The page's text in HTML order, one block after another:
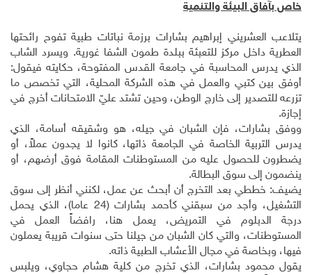
خاص بآفاق البيئة والتنمية
يتلاعب العشريني إبراهيم بشارات برزمة نباتات طبية تفوح رائحتها
العطرية داخل مركز للتعبئة ببلدة طمون الشفا غورية. ويسرد الشاب
الذي يدرس المحاسبة في جامعة القدس المفتوحة، حكايته فيقول:
أوفق بين كتبي والعمل في هذه الشركة المحلية، التي تخصص ما
تزرعه للتصدير إلى خارج الوطن، وحين تشتد عليّ الامتحانات أخرج في
إجازة.
ووفق بشارات، فإن الشبان في جيله، هو وشقيقه أسامة، الذي
يدرس التربية الخاصة في الجامعة ذاتها، كانوا لا يجدون عملاً، أو
يضطرون للحصول عليه من المستوطنات المقامة فوق أرضهم، أو
ينضمون إلى سوق البطالة.
يضيف: خططي بعد التخرج أن أبحث عن عمل، لكنني أنظر إلى سوق
التشغيل، وأجد من سبقني كأحمد بشارات (24 عاما)، الذي يحمل
درجة الدبلوم في التمريض، يعمل هنا، رافضاً العمل في
المستوطنات، والتي كان الشبان من جيلنا حتى سنوات قريبة يعملون
فيها، وبخاصة في مجال الأعشاب الطبية ذاته.
يقول محمود بشارات، الذي تخرج من كلية هشام حجاوي، ويلبس